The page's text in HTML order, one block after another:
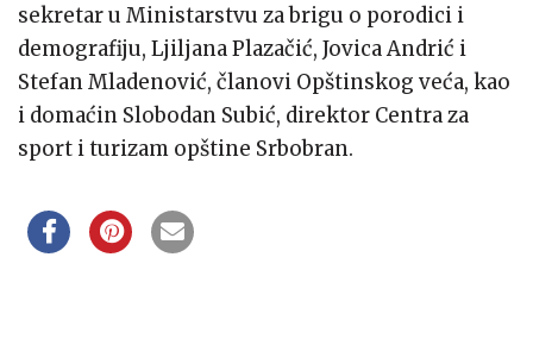
sekretar u Ministarstvu za brigu o porodici i
demografiju, Ljiljana Plazačić, Jovica Andrić i
Stefan Mladenović, članovi Opštinskog veća, kao
i domaćin Slobodan Subić, direktor Centra za
sport i turizam opštine Srbobran.